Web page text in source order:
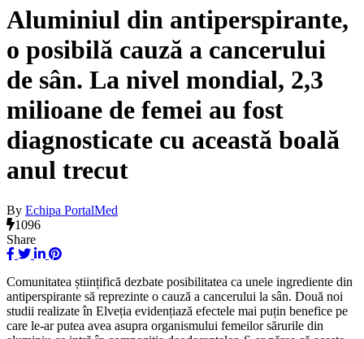
Aluminiul din antiperspirante,
o posibilă cauză a cancerului
de sân. La nivel mondial, 2,3
milioane de femei au fost
diagnosticate cu această boală
anul trecut
By Echipa PortalMed
1096
Share
Comunitatea științifică dezbate posibilitatea ca unele ingrediente din
antiperspirante să reprezinte o cauză a cancerului la sân. Două noi
studii realizate în Elveția evidențiază efectele mai puțin benefice pe
care le-ar putea avea asupra organismului femeilor sărurile din